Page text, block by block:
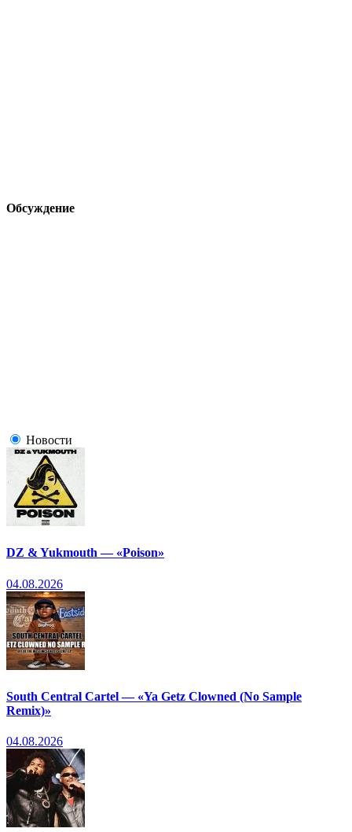
Обсуждение
Новости
DZ & Yukmouth — «Poison»
04.08.2026
South Central Cartel — «Ya Getz Clowned (No Sample
Remix)»
04.08.2026